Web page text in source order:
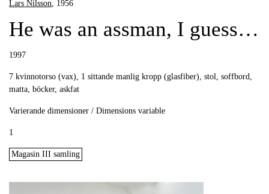
Lars Nilsson, 1956
He was an assman, I guess…
1997
7 kvinnotorso (vax), 1 sittande manlig kropp (glasfiber), stol, soffbord,
matta, böcker, askfat
Varierande dimensioner / Dimensions variable
1
Magasin III samling